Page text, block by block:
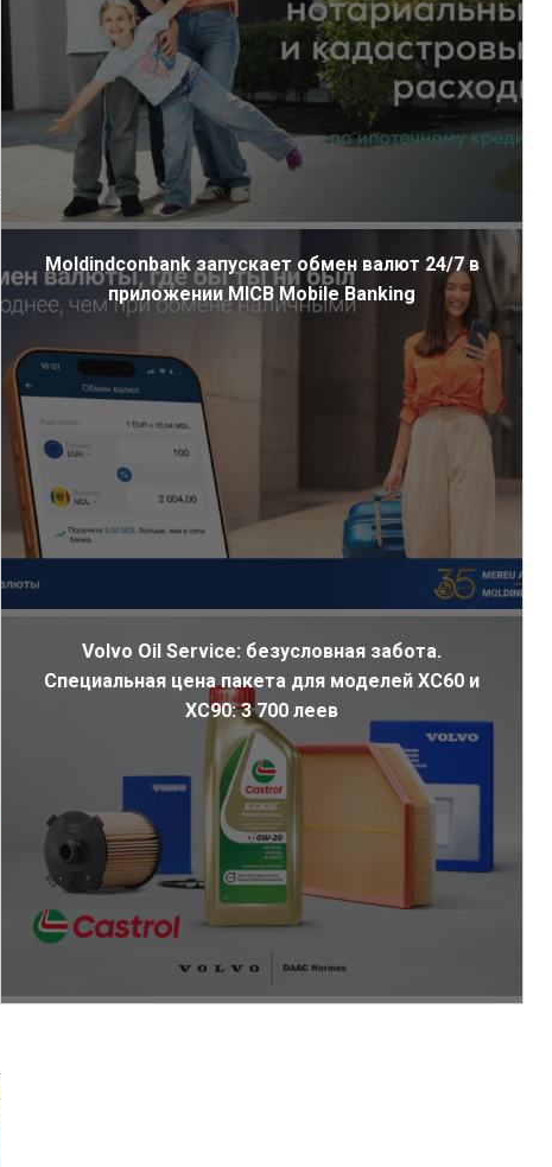
Moldindconbank запускает обмен валют 24/7 в
приложении MICB Mobile Banking
Volvo Oil Service: безусловная забота.
Специальная цена пакета для моделей XC60 и
XC90: 3 700 леев